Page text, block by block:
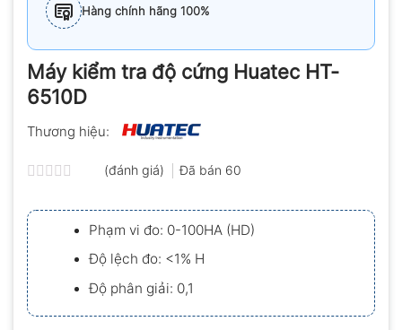
Hàng chính hãng 100%
Máy kiểm tra độ cứng Huatec HT-
6510D
Thương hiệu:
xếp
hạng
0.0
5
sao
(đánh giá) Đã bán 60
Phạm vi đo: 0-100HA (HD)
Độ lệch đo: <1% H
Độ phân giải: 0,1